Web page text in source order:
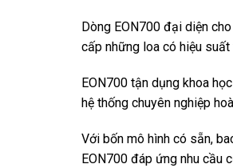
Dòng EON700 đại diện
cấp những loa có hiệu
EON700 tận dụng khoa
hệ thống chuyên nghiệp
Với bốn mô hình có sẵn,
EON700 đáp ứng nhu cầu